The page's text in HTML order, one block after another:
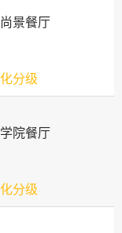
景餐厅
分级
院餐厅
分级